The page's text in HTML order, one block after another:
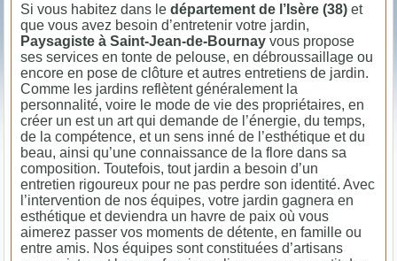
Si vous habitez dans ledépartement de l’Isère (38) et
que vous avez besoin d’entretenir votre jardin,
Paysagiste à Saint-Jean-de-Bournayvous propose
ses services en tonte de pelouse, en débroussaillage ou
encore en pose de clôture et autres entretiens de jardin.
Comme les jardins reflètent généralement la
personnalité, voire le mode de vie des propriétaires, en
créer un est un art qui demande de l’énergie, du temps,
de la compétence, et un sens inné de l’esthétique et du
beau, ainsi qu’une connaissance de la flore dans sa
composition. Toutefois, tout jardin a besoin d’un
entretien rigoureux pour ne pas perdre son identité. Avec
l’intervention de nos équipes, votre jardin gagnera en
esthétique et deviendra un havre de paix où vous
aimerez passer vos moments de détente, en famille ou
entre amis. Nos équipes sont constituées d’artisans